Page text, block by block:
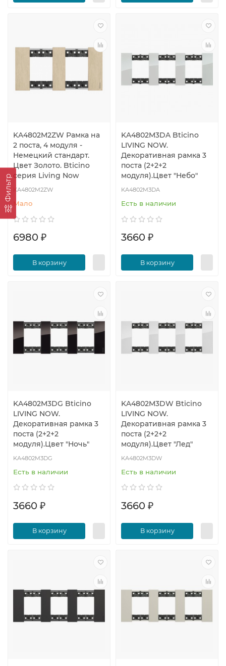
Фильтр
KA4802M2ZW Рамка на
2 поста, 4 модуля -
Немецкий стандарт.
Цвет Золото. Bticino
серия Living Now
KA4802M2ZW
Мало
6980 ₽
В корзину
KA4802M3DA Bticino
LIVING NOW.
Декоративная рамка 3
поста (2+2+2
модуля).Цвет "Небо"
KA4802M3DA
Есть в наличии
3660 ₽
В корзину
KA4802M3DG Bticino
LIVING NOW.
Декоративная рамка 3
поста (2+2+2
модуля).Цвет "Ночь"
KA4802M3DG
Есть в наличии
3660 ₽
В корзину
KA4802M3DW Bticino
LIVING NOW.
Декоративная рамка 3
поста (2+2+2
модуля).Цвет "Лед"
KA4802M3DW
Есть в наличии
3660 ₽
В корзину